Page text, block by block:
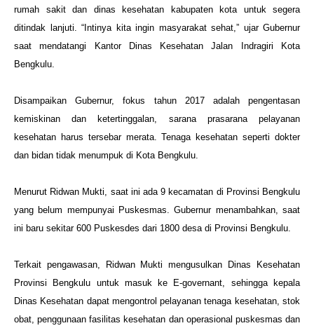
rumah sakit dan dinas kesehatan kabupaten kota untuk segera
ditindak lanjuti. “Intinya kita ingin masyarakat sehat,” ujar Gubernur
saat mendatangi Kantor Dinas Kesehatan Jalan Indragiri Kota
Bengkulu.
Disampaikan Gubernur, fokus tahun 2017 adalah pengentasan
kemiskinan dan ketertinggalan, sarana prasarana pelayanan
kesehatan harus tersebar merata. Tenaga kesehatan seperti dokter
dan bidan tidak menumpuk di Kota Bengkulu.
Menurut Ridwan Mukti, saat ini ada 9 kecamatan di Provinsi Bengkulu
yang belum mempunyai Puskesmas. Gubernur menambahkan, saat
ini baru sekitar 600 Puskesdes dari 1800 desa di Provinsi Bengkulu.
Terkait pengawasan, Ridwan Mukti mengusulkan Dinas Kesehatan
Provinsi Bengkulu untuk masuk ke E-governant, sehingga kepala
Dinas Kesehatan dapat mengontrol pelayanan tenaga kesehatan, stok
obat, penggunaan fasilitas kesehatan dan operasional puskesmas dan